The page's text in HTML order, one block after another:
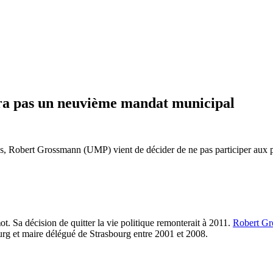
pas un neuvième mandat municipal
Robert Grossmann (UMP) vient de décider de ne pas participer
Sa décision de quitter la vie politique remonterait à 2011. Robert
et maire délégué de Strasbourg entre 2001 et 2008.